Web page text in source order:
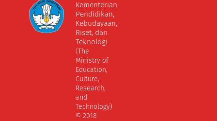
Kementerian
Pendidikan,
Kebudayaan,
Riset, dan
Teknologi
(The
Ministry of
Education,
Culture,
Research,
and
Technology)
© 2018